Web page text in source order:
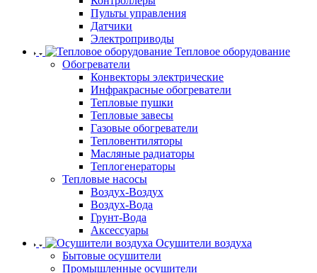
Пульты управления
Датчики
Электроприводы
Тепловое оборудование
Обогреватели
Конвекторы электрические
Инфракрасные обогреватели
Тепловые пушки
Тепловые завесы
Газовые обогреватели
Тепловентиляторы
Масляные радиаторы
Теплогенераторы
Тепловые насосы
Воздух-Воздух
Воздух-Вода
Грунт-Вода
Аксессуары
Осушители воздуха
Бытовые осушители
Промышленные осушители